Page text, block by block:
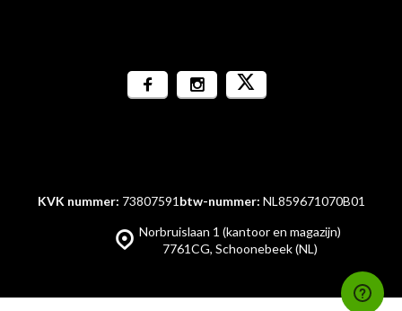
Norbruislaan 1 (kantoor en magazijn)
7761CG, Schoonebeek (NL)
KVK nummer: 73807591 btw-nummer: NL859671070B01